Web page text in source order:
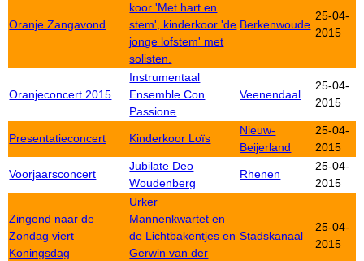
Oranje Zangavond
koor 'Met hart en
stem', kinderkoor 'de
jonge lofstem' met
solisten.
Berkenwoude
25-04-
2015
Oranjeconcert 2015
Instrumentaal
Ensemble Con
Passione
Veenendaal
25-04-
2015
Presentatieconcert Kinderkoor Loïs
Nieuw-
Beijerland
25-04-
2015
Voorjaarsconcert
Jubilate Deo
Woudenberg
Rhenen
25-04-
2015
Zingend naar de
Zondag viert
Koningsdag
Urker
Mannenkwartet en
de Lichtbakentjes en
Gerwin van der
Stadskanaal
25-04-
2015